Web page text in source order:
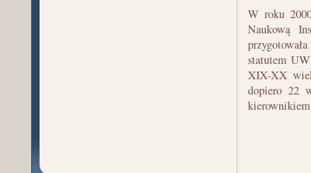
W roku
Naukową
statutem
XIX-XX
dopiero 22
kierownikiem